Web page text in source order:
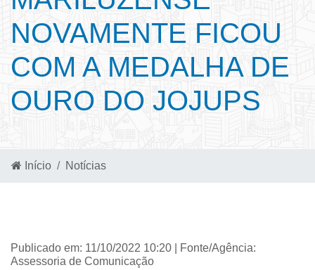
NOVAMENTE FICOU
COM A MEDALHA DE
OURO DO JOJUPS
Início Notícias
Publicado em: 11/10/2022 10:20 | Fonte/Agência:
Assessoria de Comunicação